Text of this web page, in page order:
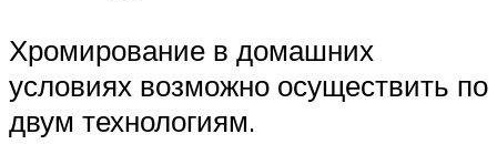
Хромирование в домашних
условиях возможно осуществить по
двум технологиям.